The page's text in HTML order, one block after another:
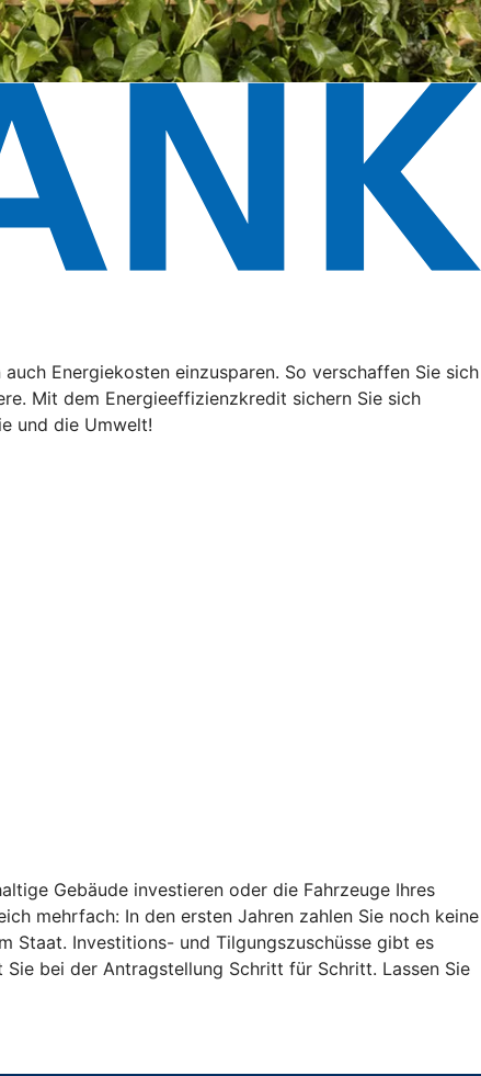
auch Energiekosten einzusparen. So verschaffen Sie sich
Mit dem Energieeffizienzkredit sichern Sie sich
und die Umwelt!
Gebäude investieren oder die Fahrzeuge Ihres
mehrfach: In den ersten Jahren zahlen Sie noch keine
Staat. Investitions- und Tilgungszuschüsse gibt es
bei der Antragstellung Schritt für Schritt. Lassen Sie